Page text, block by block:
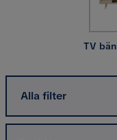
Alla filter